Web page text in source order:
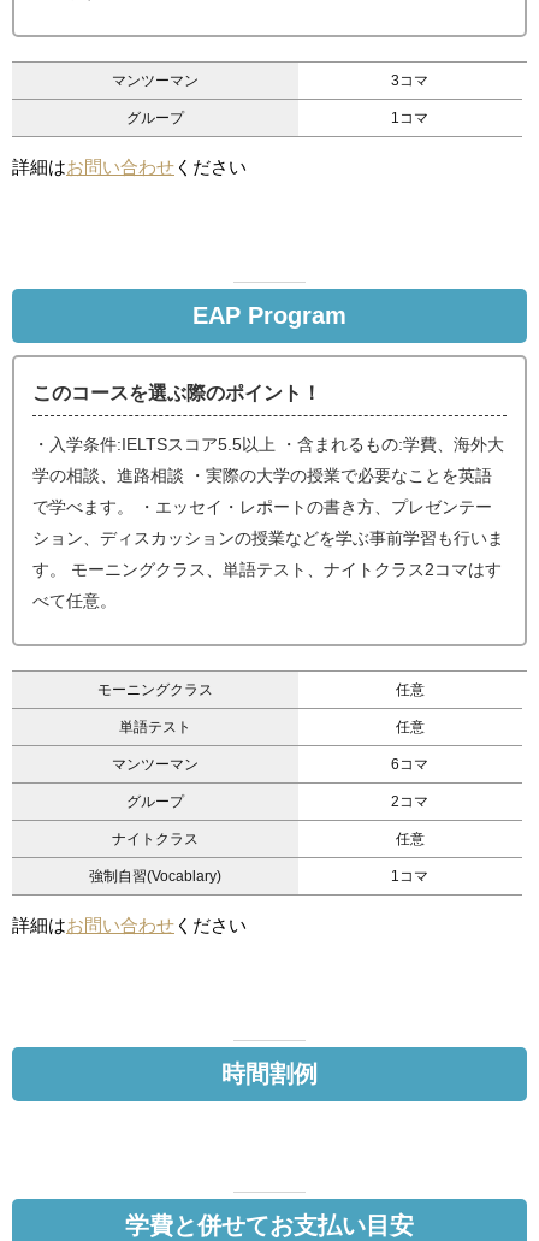
マンツーマン 3コマ
グループ 1コマ
詳細はお問い合わせ ください
EAP Program
このコースを選ぶ際のポイント！
・入学条件:IELTSスコア5.5以上 ・含まれるもの:学費、海外大
学の相談、進路相談 ・実際の大学の授業で必要なことを英語
で学べます。 ・エッセイ・レポートの書き方、プレゼンテー
ション、ディスカッションの授業などを学ぶ事前学習も行いま
す。 モーニングクラス、単語テスト、ナイトクラス2コマはす
べて任意。
モーニングクラス 任意
単語テスト 任意
マンツーマン 6コマ
グループ 2コマ
ナイトクラス 任意
強制自習(Vocablary) 1コマ
詳細はお問い合わせ ください
時間割例
学費と併せてお支払い目安